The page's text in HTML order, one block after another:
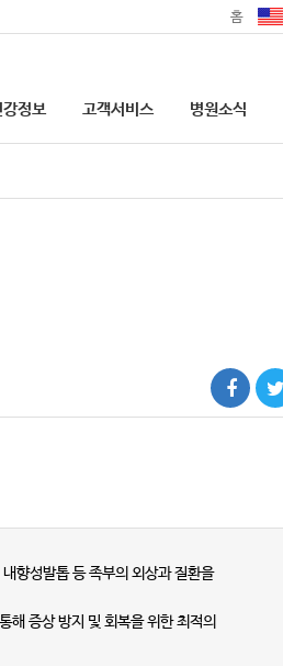
홈
강정보 고객서비스 병원소식
의료기관 본인확인 의무화
향성발톱 등 족부의 외상과 질환을
해 증상 방지 및 회복을 위한 최적의